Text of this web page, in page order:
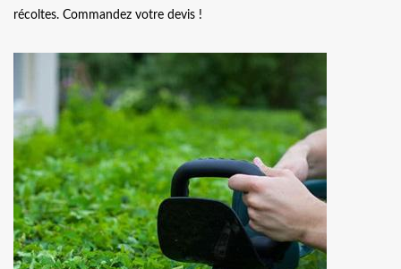
récoltes. Commandez votre devis !